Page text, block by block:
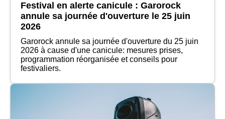
Festival en alerte canicule : Garorock
annule sa journée d'ouverture le 25 juin
2026
Garorock annule sa journée d'ouverture du 25 juin
2026 à cause d'une canicule: mesures prises,
programmation réorganisée et conseils pour
festivaliers.